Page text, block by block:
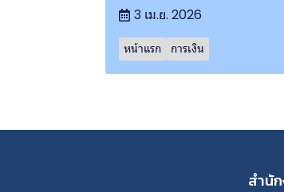
3 เม.ย. 2026
หน้าแรก การเงิน
สำนั